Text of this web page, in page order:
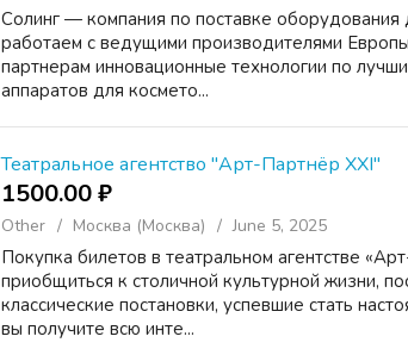
Солинг — компания по поставке
работаем с ведущими производителями
партнерам инновационные технологии по
аппаратов для космето...
Театральное агентство "Арт-Партнёр XXI"
1500.00 ₽
Other Москва (Москва) June 5, 2025
Покупка билетов в театральном агентстве
приобщиться к столичной культурной жизни,
классические постановки, успевшие стать
вы получите всю инте...